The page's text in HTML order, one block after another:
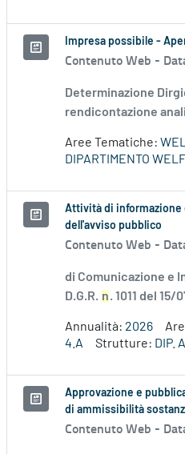
Impresa possibile -
Contenuto Web -
Determinazione
rendicontazione
Aree Tematiche:
DIPARTIMENTO
Attività di informazione
dell'avviso pubblico
Contenuto Web -
di Comunicazione e
D.G.R. n. 1011 del 15/
Annualità: 2026
4.A
Strutture: DIP.
Approvazione e
di ammissibilità
Contenuto Web -